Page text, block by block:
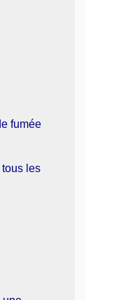
fumée
les